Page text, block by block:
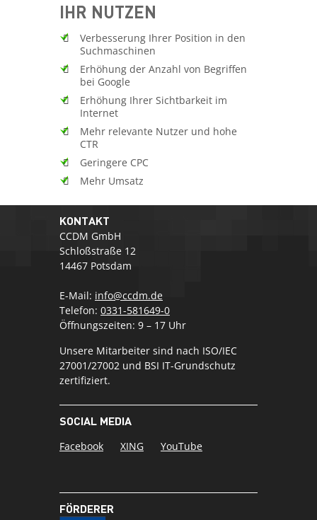
IHR NUTZEN
Verbesserung Ihrer Position in den
Suchmaschinen
Erhöhung der Anzahl von Begriffen
bei Google
Erhöhung Ihrer Sichtbarkeit im
Internet
Mehr relevante Nutzer und hohe
CTR
Geringere CPC
Mehr Umsatz
KONTAKT
CCDM GmbH
Schloßstraße 12
14467 Potsdam
E-Mail: info@ccdm.de
Telefon: 0331-581649-0
Öffnungszeiten: 9 – 17 Uhr
Unsere Mitarbeiter sind nach ISO/IEC
27001/27002 und BSI IT-Grundschutz
zertifiziert.
SOCIAL MEDIA
Facebook
XING YouTube
FÖRDERER